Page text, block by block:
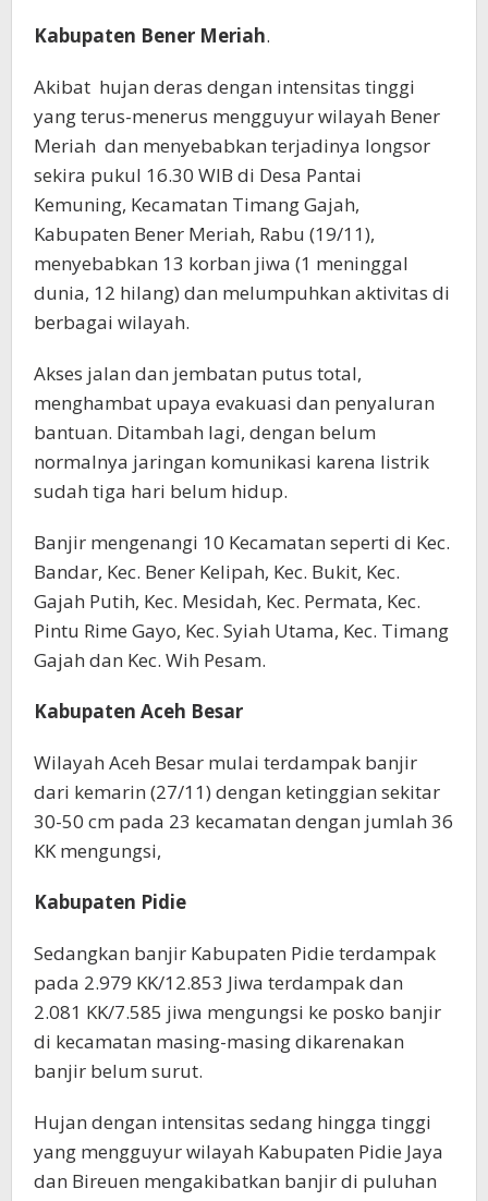
Kabupaten Bener Meriah.
Akibat hujan deras dengan intensitas tinggi
yang terus-menerus mengguyur wilayah Bener
Meriah dan menyebabkan terjadinya longsor
sekira pukul 16.30 WIB di Desa Pantai
Kemuning, Kecamatan Timang Gajah,
Kabupaten Bener Meriah, Rabu (19/11),
menyebabkan 13 korban jiwa (1 meninggal
dunia, 12 hilang) dan melumpuhkan aktivitas di
berbagai wilayah.
Akses jalan dan jembatan putus total,
menghambat upaya evakuasi dan penyaluran
bantuan. Ditambah lagi, dengan belum
normalnya jaringan komunikasi karena listrik
sudah tiga hari belum hidup.
Banjir mengenangi 10 Kecamatan seperti di Kec.
Bandar, Kec. Bener Kelipah, Kec. Bukit, Kec.
Gajah Putih, Kec. Mesidah, Kec. Permata, Kec.
Pintu Rime Gayo, Kec. Syiah Utama, Kec. Timang
Gajah dan Kec. Wih Pesam.
Kabupaten Aceh Besar
Wilayah Aceh Besar mulai terdampak banjir
dari kemarin (27/11) dengan ketinggian sekitar
30-50 cm pada 23 kecamatan dengan jumlah 36
KK mengungsi,
Kabupaten Pidie
Sedangkan banjir Kabupaten Pidie terdampak
pada 2.979 KK/12.853 Jiwa terdampak dan
2.081 KK/7.585 jiwa mengungsi ke posko banjir
di kecamatan masing-masing dikarenakan
banjir belum surut.
Hujan dengan intensitas sedang hingga tinggi
yang mengguyur wilayah Kabupaten Pidie Jaya
dan Bireuen mengakibatkan banjir di puluhan